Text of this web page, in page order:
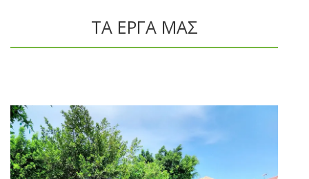
ΤΑ ΕΡΓΑ ΜΑΣ